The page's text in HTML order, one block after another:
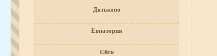
Дятьково
Евпатория
Ейск